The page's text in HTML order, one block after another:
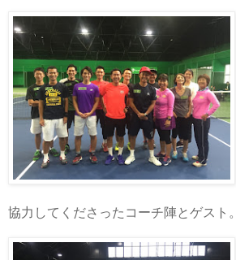
協力してくださったコーチ陣とゲスト。